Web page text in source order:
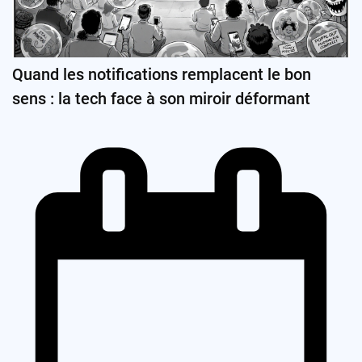
Quand les notifications remplacent le bon
sens : la tech face à son miroir déformant